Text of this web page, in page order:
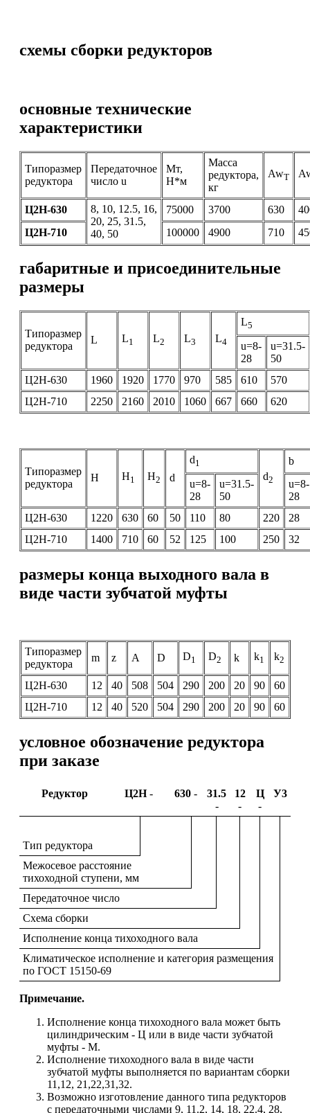
схемы сборки редукторов
основные технические
характеристики
Типоразмер
редуктора
Передаточное
число u
Мт,
Н*м
Масса
редуктора,
кг
AwT
Ц2Н-630
8, 10, 12.5, 16,
20, 25, 31.5,
40, 50
75000 3700 630
Ц2Н-710
100000 4900 710
габаритные и присоединительные
размеры
Типоразмер
редуктора
L L1 L2 L3 L4
L5
u=8-
28
u=31.5-
50
Ц2Н-630
1960 1920 1770 970 585 610
570
Ц2Н-710
2250 2160 2010 1060 667 660 620
Типоразмер
редуктора
H H1 H2 d
d1
d2
b
u=8-
28
u=31.5-
50
u=8-
28
Ц2Н-630
1220 630 60 50 110 80 220
28
Ц2Н-710
1400 710 60 52 125 100 250 32
размеры конца выходного вала в
виде части зубчатой муфты
Типоразмер
редуктора
m z A D D1 D2 k k1 k2
Ц2Н-630 12 40 508 504 290 200 20 90
60
Ц2Н-710
12 40 520 504 290 200 20 90 60
условное обозначение редуктора
при заказе
Редуктор Ц2Н- 630-
31.5
-
12
-
Ц
-
У3
Тип редуктора
Межосевое расстояние
тихоходной ступени, мм
Передаточное число
Схема сборки
Исполнение конца тихоходного вала
Климатическое исполнение и категория размещения
по ГОСТ 15150-69
Примечание.
Исполнение конца тихоходного вала может быть
цилиндрическим - Ц или в виде части зубчатой
муфты - М.
Исполнение тихоходного вала в виде части
зубчатой муфты выполняется по вариантам сборки
11,12, 21,22,31,32.
Возможно изготовление данного типа редукторов
с передаточными числами 9, 11.2, 14, 18, 22.4, 28,